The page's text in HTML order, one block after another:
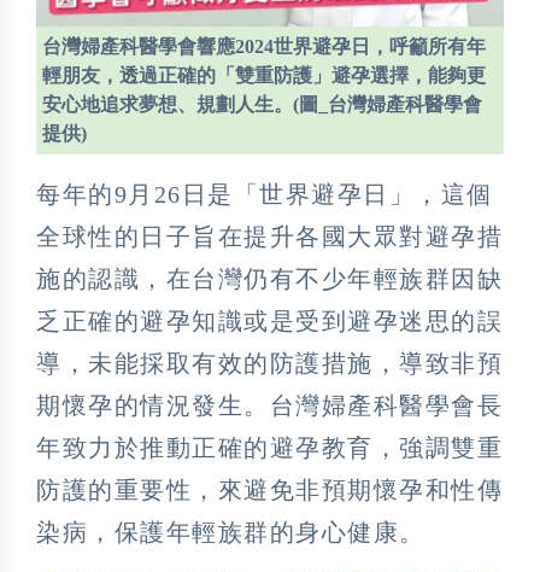
台灣婦產科醫學會響應2024世界避孕日，呼籲所有年
輕朋友，透過正確的「雙重防護」避孕選擇，能夠更
安心地追求夢想、規劃人生。(圖_台灣婦產科醫學會
提供)
每年的9月26日是「世界避孕日」，這個
全球性的日子旨在提升各國大眾對避孕措
施的認識，在台灣仍有不少年輕族群因缺
乏正確的避孕知識或是受到避孕迷思的誤
導，未能採取有效的防護措施，導致非預
期懷孕的情況發生。台灣婦產科醫學會長
年致力於推動正確的避孕教育，強調雙重
防護的重要性，來避免非預期懷孕和性傳
染病，保護年輕族群的身心健康。